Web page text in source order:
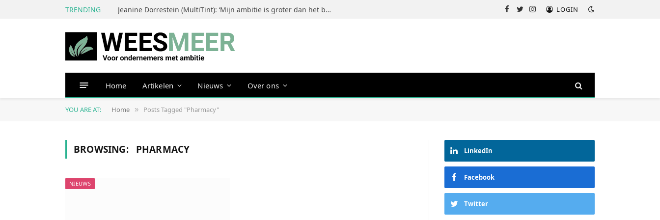
TRENDING Jeanine Dorrestein (MultiTint): ‘Mijn ambitie is groter dan het bouwen van een succesvol merk’ Facebook
TwitterInstagramLOGIN
Home Artikelen Nieuws Over ons
YOU ARE AT: Home » Posts Tagged "Pharmacy"
BROWSING: PHARMACY
NIEUWS
LinkedIn
Facebook
Twitter